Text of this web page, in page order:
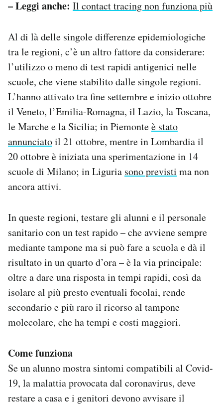
– Leggi anche: Il contact tracing non funziona più
Al di là delle singole differenze epidemiologiche
tra le regioni, c’è un altro fattore da considerare:
l’utilizzo o meno di test rapidi antigenici nelle
scuole, che viene stabilito dalle singole regioni.
L’hanno attivato tra fine settembre e inizio ottobre
il Veneto, l’Emilia-Romagna, il Lazio, la Toscana,
le Marche e la Sicilia; in Piemonteè stato
annunciatoil 21 ottobre, mentre in Lombardia il
20 ottobre è iniziata una sperimentazione in 14
scuole di Milano; in Liguria sono previsti ma non
ancora attivi.
In queste regioni, testare gli alunni e il personale
sanitario con un test rapido – che avviene sempre
mediante tampone ma si può fare a scuola e dà il
risultato in un quarto d’ora – è la via principale:
oltre a dare una risposta in tempi rapidi, così da
isolare al più presto eventuali focolai, rende
secondario e più raro il ricorso al tampone
molecolare, che ha tempi e costi maggiori.
Come funziona
Se un alunno mostra sintomi compatibili al Covid-
19, la malattia provocata dal coronavirus, deve
restare a casa e i genitori devono avvisare il